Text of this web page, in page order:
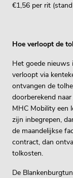
€1,56 per rit
Hoe verloopt de
Het goede nieuws
verloopt via
ontvangen de
doorberekend
MHC Mobility een
zijn inbegrepen,
de maandelijkse
contract, dan
tolkosten.
De